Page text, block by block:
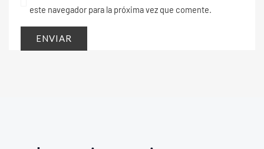
este navegador para la próxima vez que comente.